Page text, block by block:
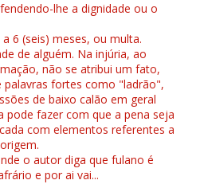
lhe a dignidade ou o
6 (seis) meses, ou multa.
de alguém. Na injúria, ao
não se atribui um fato,
palavras fortes como "ladrão",
de baixo calão em geral
pode fazer com que a pena seja
com elementos referentes a
o autor diga que fulano é
e por ai vai...